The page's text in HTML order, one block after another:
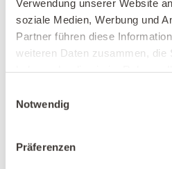
Verwendung unserer Website
soziale Medien, Werbung und
Partner führen diese
weiteren Daten zusammen, die
Notwendig
Präferenzen